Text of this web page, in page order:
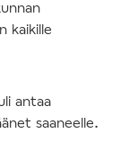
kaikille
antaa
saaneelle.